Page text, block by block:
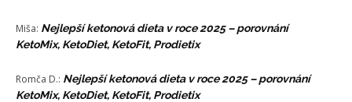
Miša: Nejlepší ketonová dieta v roce 2025 – porovnání
KetoMix, KetoDiet, KetoFit, Prodietix
Romča D.: Nejlepší ketonová dieta v roce 2025 – porovnání
KetoMix, KetoDiet, KetoFit, Prodietix